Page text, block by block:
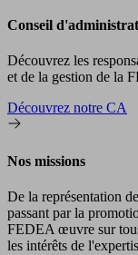
Conseil
Découvrez les
et de la gestion de la
Découvrez notre CA
Nos missions
De la représentation
passant par la
FEDEA œuvre sur
les intérêts de